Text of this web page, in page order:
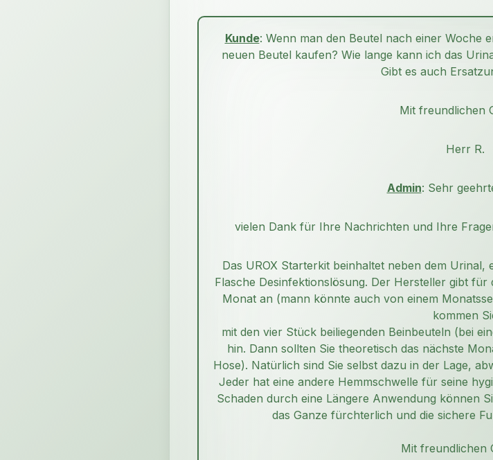
Kunde: Wenn man den Beutel nach einer Woche
neuen Beutel kaufen? Wie lange kann ich das
Gibt es auch
Mit freundlichen
Herr R.
Admin: Sehr
vielen Dank für Ihre Nachrichten und Ihre
Das UROX Starterkit beinhaltet neben dem
Flasche Desinfektionslösung. Der Hersteller gibt
Monat an (mann könnte auch von einem
kommen
mit den vier Stück beiliegenden Beinbeuteln (bei
hin. Dann sollten Sie theoretisch das nächste
Hose). Natürlich sind Sie selbst dazu in der Lage,
Jeder hat eine andere Hemmschwelle für seine
Schaden durch eine Längere Anwendung können
das Ganze fürchterlich und die sichere
Mit freundlichen